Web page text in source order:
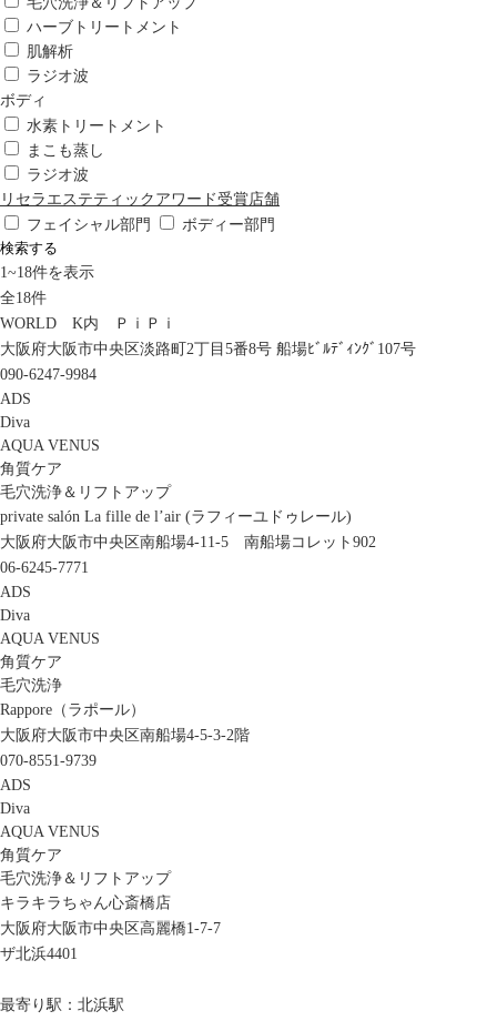
ハーブトリートメント
肌解析
ラジオ波
ボディ
水素トリートメント
まこも蒸し
ラジオ波
リセラエステティックアワード受賞店舗
フェイシャル部門
ボディー部門
検索する
1~18件を表示
全18件
WORLD K内 ＰｉＰｉ
大阪府大阪市中央区淡路町2丁目5番8号 船場ﾋﾞﾙﾃﾞｨﾝｸﾞ107号
090-6247-9984
ADS
Diva
AQUA VENUS
角質ケア
毛穴洗浄＆リフトアップ
private salón La fille de l’air (ラフィーユドゥレール)
大阪府大阪市中央区南船場4-11-5 南船場コレット902
06-6245-7771
ADS
Diva
AQUA VENUS
角質ケア
毛穴洗浄
Rappore（ラポール）
大阪府大阪市中央区南船場4-5-3-2階
070-8551-9739
ADS
Diva
AQUA VENUS
角質ケア
毛穴洗浄＆リフトアップ
キラキラちゃん心斎橋店
大阪府大阪市中央区高麗橋1-7-7
ザ北浜4401
最寄り駅：北浜駅